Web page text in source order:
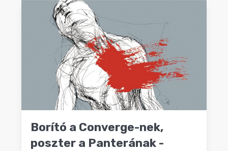
Borító a Converge-nek,
poszter a Panterának -